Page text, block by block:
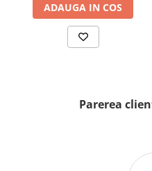
ADAUGA IN COS
Parerea